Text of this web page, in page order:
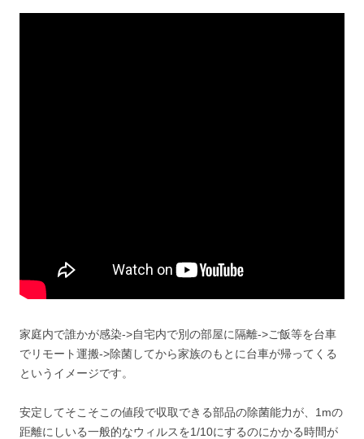
家庭内で誰かが感染->自宅内で別の部屋に隔離->ご飯等を台車
でリモート運搬->除菌してから家族のもとに台車が帰ってくる
というイメージです。
安定してそこそこの値段で収取できる部品の除菌能力が、1mの
距離にしいる一般的なウィルスを1/10にするのにかかる時間が